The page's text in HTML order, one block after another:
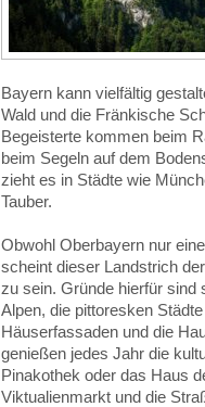
Bayern kann vielfältig
Wald und die Fränkische
Begeisterte kommen beim
beim Segeln auf dem
zieht es in Städte wie
Tauber.
Obwohl Oberbayern nur
scheint dieser Landstrich
zu sein. Gründe hierfür sind
Alpen, die pittoresken
Häuserfassaden und die
genießen jedes Jahr die
Pinakothek oder das Haus
Viktualienmarkt und die